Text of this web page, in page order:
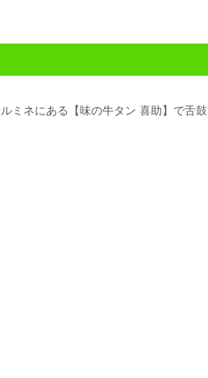
ミネにある【味の牛タン 喜助】で舌